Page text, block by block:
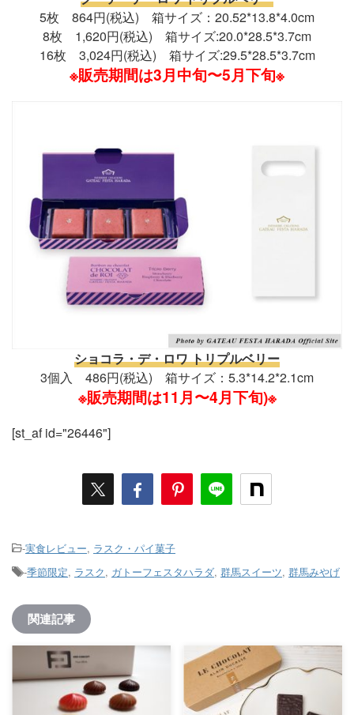
5枚 864円(税込) 箱サイズ：20.52*13.8*4.0cm
8枚 1,620円(税込) 箱サイズ:20.0*28.5*3.7cm
16枚 3,024円(税込) 箱サイズ:29.5*28.5*3.7cm
※販売期間は3月中旬〜5月下旬※
ショコラ・デ・ロワ トリプルベリー
3個入 486円(税込) 箱サイズ：5.3*14.2*2.1cm
※販売期間は11月〜4月下旬)※
[st_af id="26446"]
-実食レビュー, ラスク・パイ菓子
-季節限定, ラスク, ガトーフェスタハラダ, 群馬スイーツ, 群馬みやげ
関連記事